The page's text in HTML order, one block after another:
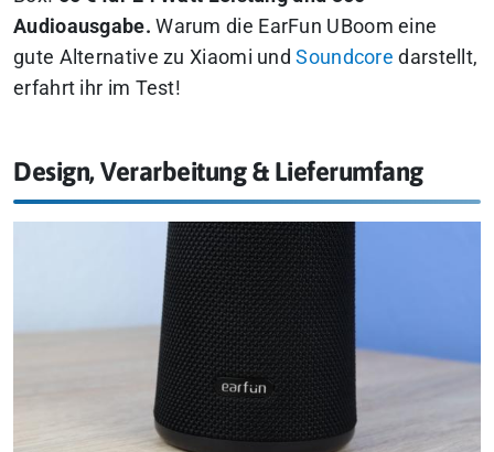
Audioausgabe. Warum die EarFun UBoom eine
gute Alternative zu Xiaomi undSoundcore darstellt,
erfahrt ihr im Test!
Design, Verarbeitung & Lieferumfang